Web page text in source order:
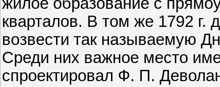
кварталов. В том же 1792 г.
возвести так называемую
Среди них важное место
спроектировал Ф. П.